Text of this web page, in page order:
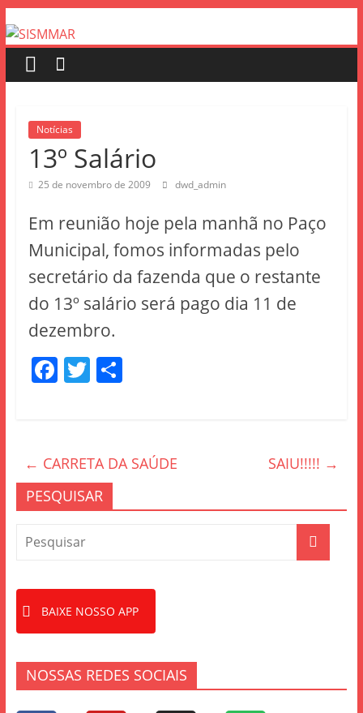
Notícias
13º Salário
25 de novembro de 2009 dwd_admin
Em reunião hoje pela manhã no Paço
Municipal, fomos informadas pelo
secretário da fazenda que o restante
do 13º salário será pago dia 11 de
dezembro.
F
b
o
k
T S
← CARRETA DA SAÚDE SAIU!!!!! →
PESQUISAR
BAIXE NOSSO APP
NOSSAS REDES SOCIAIS